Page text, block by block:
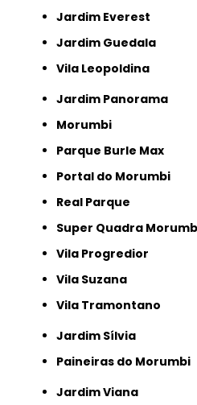
Jardim Everest
Jardim Guedala
Vila Leopoldina
Jardim Panorama
Morumbi
Parque Burle Max
Portal do Morumbi
Real Parque
Super Quadra
Vila Progredior
Vila Suzana
Vila Tramontano
Jardim Sílvia
Paineiras do Morumbi
Jardim Viana